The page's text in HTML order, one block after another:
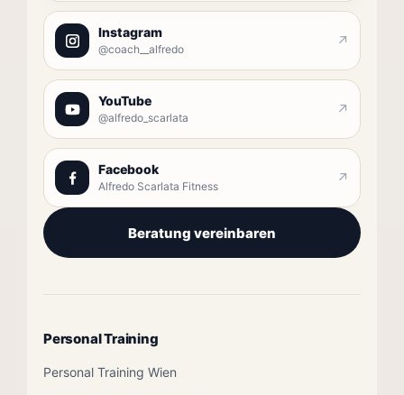
Instagram
@coach__alfredo ↗
YouTube
@alfredo_scarlata ↗
Facebook
Alfredo Scarlata Fitness ↗
Beratung vereinbaren
Personal Training
Personal Training Wien